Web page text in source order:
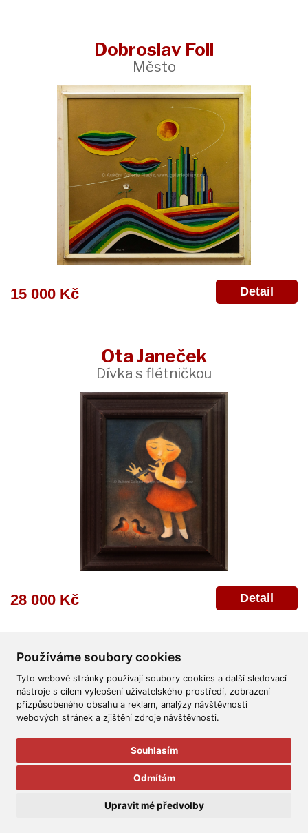
Používáme soubory cookies
Tyto webové stránky používají soubory cookies a další sledovací
nástroje s cílem vylepšení uživatelského prostředí, zobrazení
přizpůsobeného obsahu a reklam, analýzy návštěvnosti
webových stránek a zjištění zdroje návštěvnosti.
Souhlasím
Odmítám
Upravit mé předvolby
Dobroslav Foll
Město
15 000 Kč Detail
Ota Janeček
Dívka s flétničkou
28 000 Kč Detail
Všeobecné obchodní podmínky Reklamační řád
Ochrana osobních údajů
Všechna práva vyhrazena.